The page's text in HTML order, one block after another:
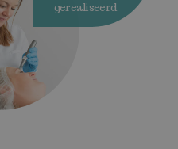
gerealiseerd